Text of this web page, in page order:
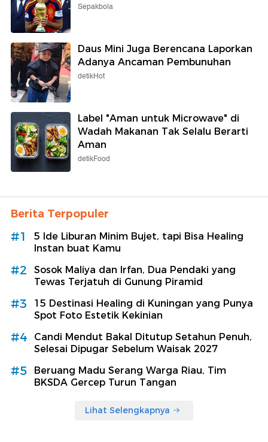
Sepakbola
Daus Mini Juga Berencana Laporkan
Adanya Ancaman Pembunuhan
detikHot
Label "Aman untuk Microwave" di
Wadah Makanan Tak Selalu Berarti
Aman
detikFood
Berita Terpopuler
#1
5 Ide Liburan Minim Bujet, tapi Bisa Healing
Instan buat Kamu
#2
Sosok Maliya dan Irfan, Dua Pendaki yang
Tewas Terjatuh di Gunung Piramid
#3
15 Destinasi Healing di Kuningan yang Punya
Spot Foto Estetik Kekinian
#4
Candi Mendut Bakal Ditutup Setahun Penuh,
Selesai Dipugar Sebelum Waisak 2027
#5
Beruang Madu Serang Warga Riau, Tim
BKSDA Gercep Turun Tangan
Lihat Selengkapnya